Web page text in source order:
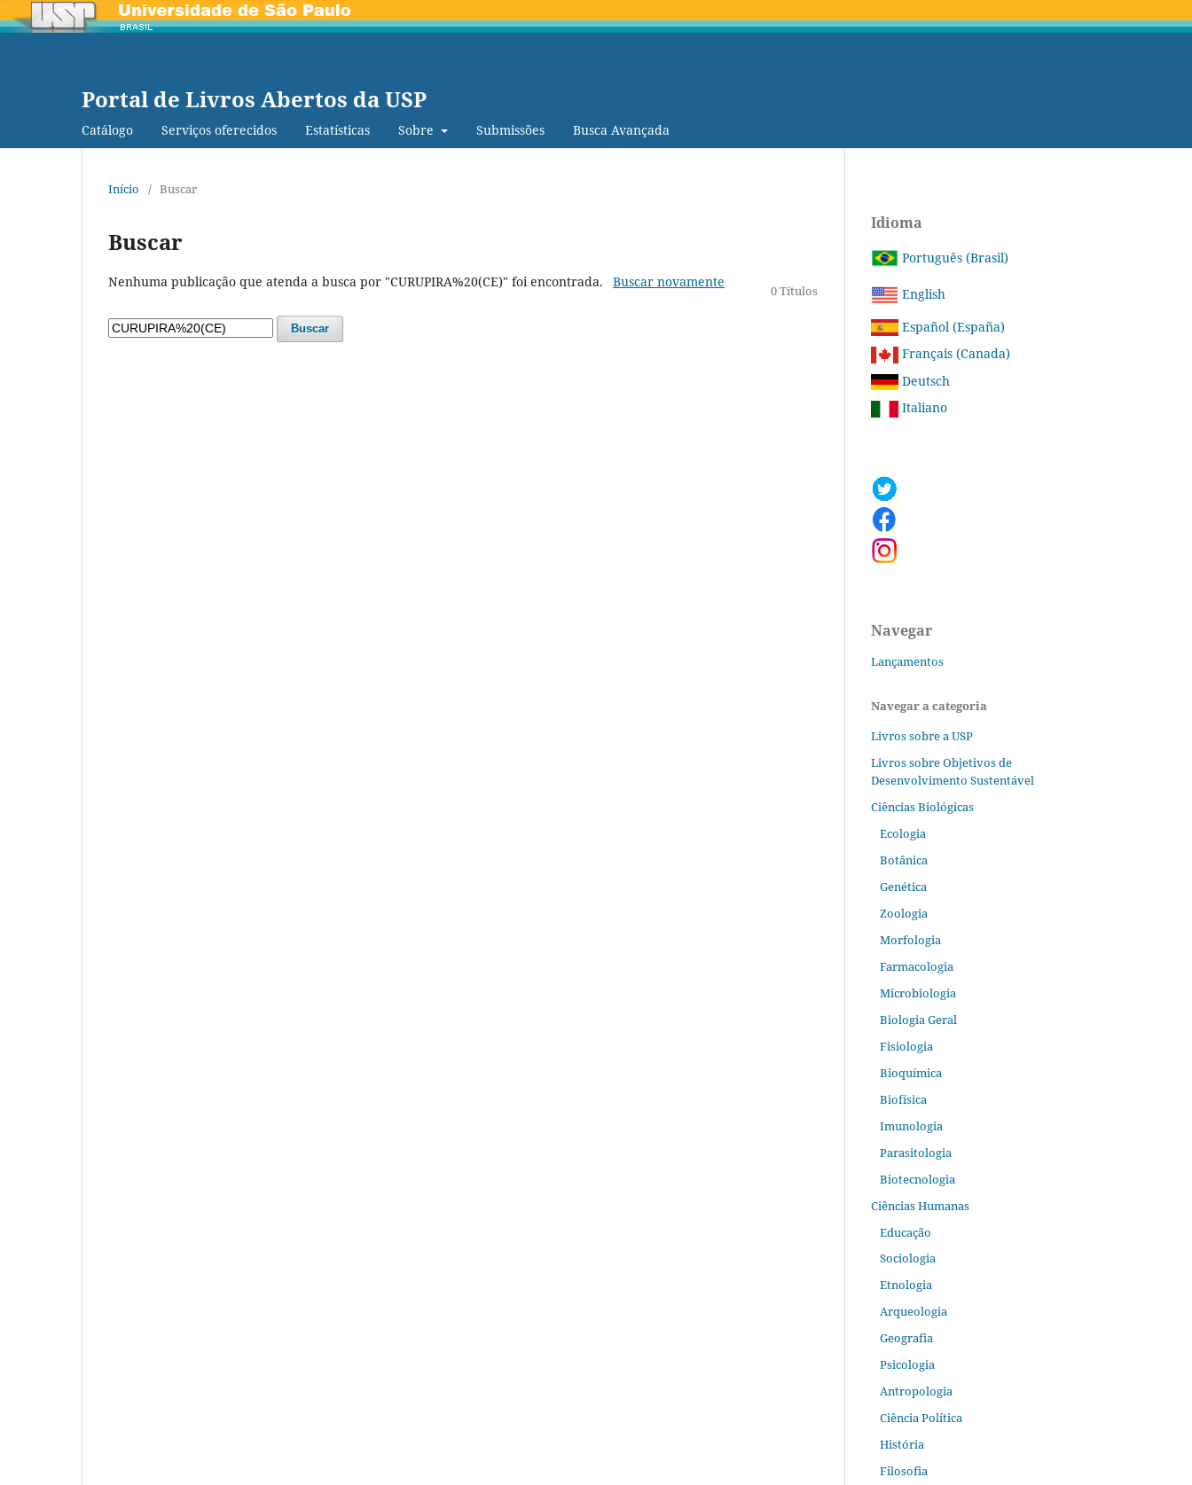
Portal de Livros Abertos da USP
Catálogo Serviços oferecidos Estatísticas Sobre Submissões Busca Avançada
Início / Buscar
Buscar
0 Títulos
Nenhuma publicação que atenda a busca por "CURUPIRA%20(CE)" foi encontrada. Buscar novamente
Buscar
Idioma
Português (Brasil)
English
Español (España)
Français (Canada)
Deutsch
Italiano
Navegar
Lançamentos
Navegar a categoria
Livros sobre a USP
Livros sobre Objetivos de
Desenvolvimento Sustentável
Ciências Biológicas
Ecologia
Botânica
Genética
Zoologia
Morfologia
Farmacologia
Microbiologia
Biologia Geral
Fisiologia
Bioquímica
Biofísica
Imunologia
Parasitologia
Biotecnologia
Ciências Humanas
Educação
Sociologia
Etnologia
Arqueologia
Geografia
Psicologia
Antropologia
Ciência Política
História
Filosofia